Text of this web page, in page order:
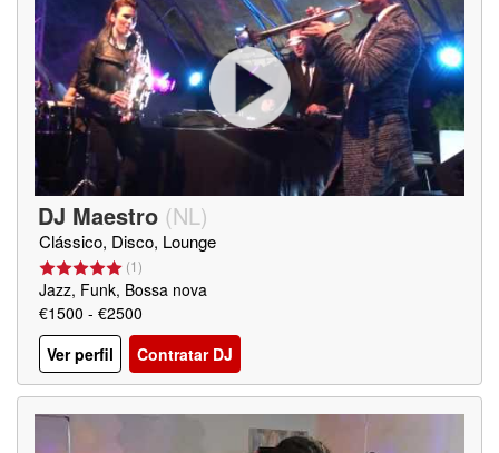
DJ Maestro (NL)
Clássico, Disco, Lounge
(1)
Jazz, Funk, Bossa nova
€1500 - €2500
Ver perfil
Contratar DJ